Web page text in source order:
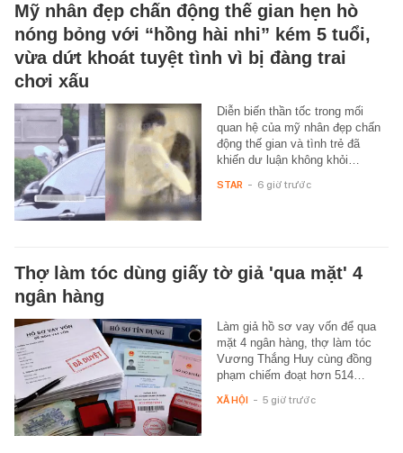
Mỹ nhân đẹp chấn động thế gian hẹn hò
nóng bỏng với “hồng hài nhi” kém 5 tuổi,
vừa dứt khoát tuyệt tình vì bị đàng trai
chơi xấu
Diễn biến thần tốc trong mối
quan hệ của mỹ nhân đẹp chấn
động thế gian và tình trẻ đã
khiến dư luận không khỏi…
STAR - 6 giờ trước
Thợ làm tóc dùng giấy tờ giả 'qua mặt' 4
ngân hàng
Làm giả hồ sơ vay vốn để qua
mặt 4 ngân hàng, thợ làm tóc
Vương Thắng Huy cùng đồng
phạm chiếm đoạt hơn 514…
XÃ HỘI - 5 giờ trước